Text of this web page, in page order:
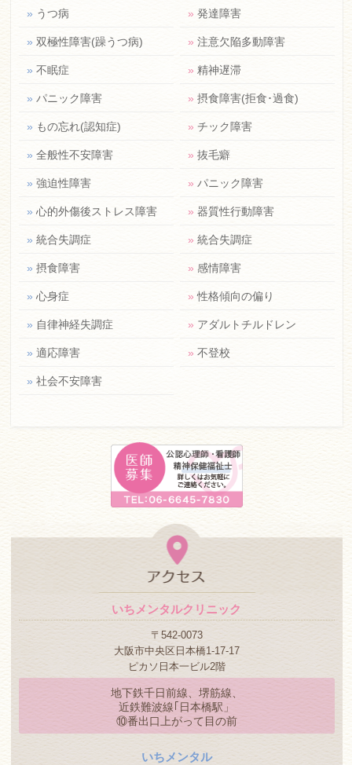
» うつ病
» 双極性障害(躁うつ病)
» 不眠症
» パニック障害
» もの忘れ(認知症)
» 全般性不安障害
» 強迫性障害
» 心的外傷後ストレス障害
» 統合失調症
» 摂食障害
» 心身症
» 自律神経失調症
» 適応障害
» 社会不安障害
» 発達障害
» 注意欠陥多動障害
» 精神遅滞
» 摂食障害(拒食･過食)
» チック障害
» 抜毛癖
» パニック障害
» 器質性行動障害
» 統合失調症
» 感情障害
» 性格傾向の偏り
» アダルトチルドレン
» 不登校
いちメンタルクリニック
〒542-0073
大阪市中央区日本橋1-17-17
ピカソ日本一ビル2階
地下鉄千日前線、堺筋線、
近鉄難波線｢日本橋駅」
⑩番出口上がって目の前
いちメンタル